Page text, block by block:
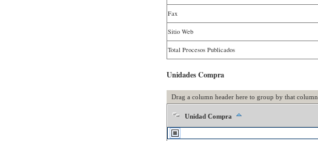
Fax
Sitio Web
Total Procesos Publicados
Unidades Compra
Drag a column header here to group by that column
Unidad Compra